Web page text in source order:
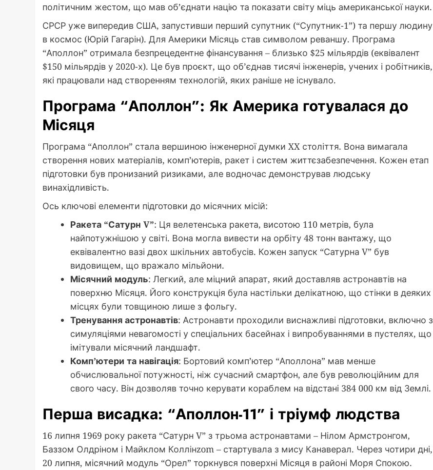
політичним жестом, що мав об’єднати націю та показати світу міць американської науки.
СРСР уже випередив США, запустивши перший супутник (“Супутник-1”) та першу людину
в космос (Юрій Гагарін). Для Америки Місяць став символом реваншу. Програма
“Аполлон” отримала безпрецедентне фінансування – близько $25 мільярдів (еквівалент
$150 мільярдів у 2020-х). Це був проєкт, що об’єднав тисячі інженерів, учених і робітників,
які працювали над створенням технологій, яких раніше не існувало.
Програма “Аполлон”: Як Америка готувалася до
Місяця
Програма “Аполлон” стала вершиною інженерної думки XX століття. Вона вимагала
створення нових матеріалів, комп’ютерів, ракет і систем життєзабезпечення. Кожен етап
підготовки був пронизаний ризиками, але водночас демонстрував людську
винахідливість.
Ось ключові елементи підготовки до місячних місій:
Ракета “Сатурн V”: Ця велетенська ракета, висотою 110 метрів, була
найпотужнішою у світі. Вона могла вивести на орбіту 48 тонн вантажу, що
еквівалентно вазі двох шкільних автобусів. Кожен запуск “Сатурна V” був
видовищем, що вражало мільйони.
Місячний модуль: Легкий, але міцний апарат, який доставляв астронавтів на
поверхню Місяця. Його конструкція була настільки делікатною, що стінки в деяких
місцях були товщиною лише з фольгу.
Тренування астронавтів: Астронавти проходили виснажливі підготовки, включно з
симуляціями невагомості у спеціальних басейнах і випробуваннями в пустелях, що
імітували місячний ландшафт.
Комп’ютери та навігація: Бортовий комп’ютер “Аполлона” мав менше
обчислювальної потужності, ніж сучасний смартфон, але був революційним для
свого часу. Він дозволяв точно керувати кораблем на відстані 384 000 км від Землі.
Перша висадка: “Аполлон-11” і тріумф людства
16 липня 1969 року ракета “Сатурн V” з трьома астронавтами – Нілом Армстронгом,
Баззом Олдріном і Майклом Коллінzom – стартувала з мису Канаверал. Через чотири дні,
20 липня, місячний модуль “Орел” торкнувся поверхні Місяця в районі Моря Спокою.